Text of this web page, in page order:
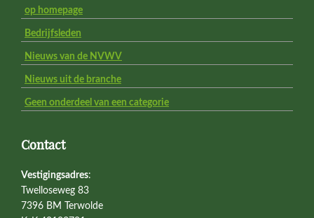
op homepage
Bedrijfsleden
Nieuws van de NVWV
Nieuws uit de branche
Geen onderdeel van een categorie
Contact
Vestigingsadres:
Twelloseweg 83
7396 BM Terwolde